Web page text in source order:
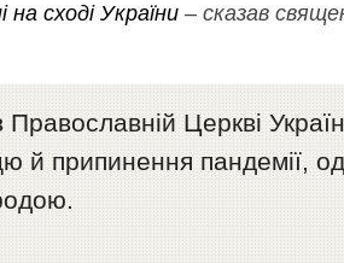
сході України– сказав
Церкві
й припинення пандемії,